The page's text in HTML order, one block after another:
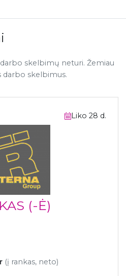
skelbimų neturi. Žemiau
darbo skelbimus.
Liko 28 d.
(-Ė)
(į rankas, neto)